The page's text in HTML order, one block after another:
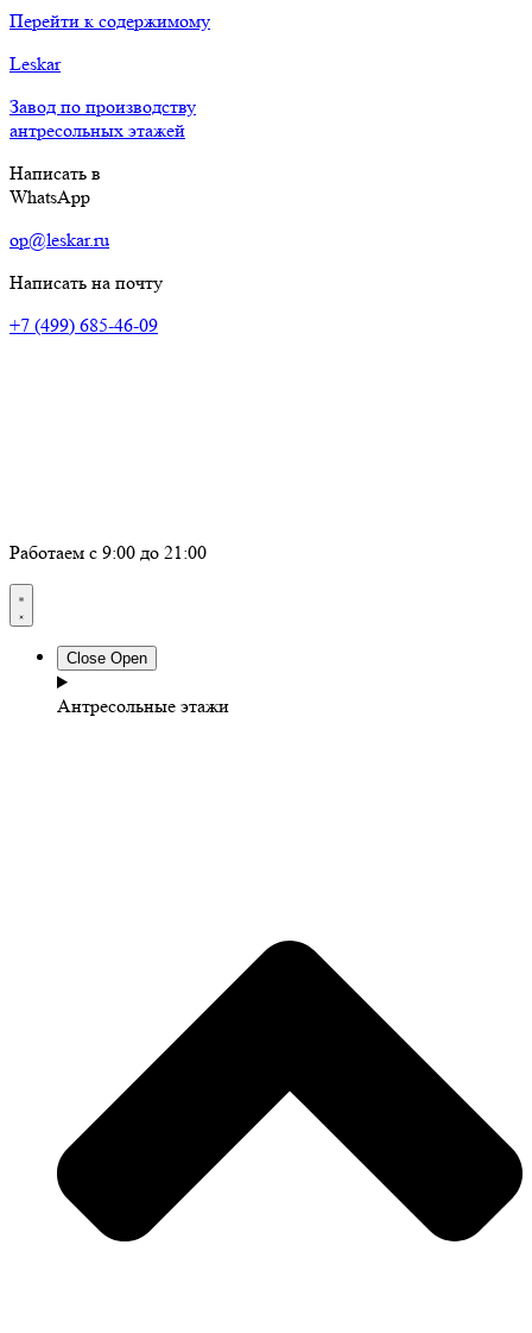
Перейти к содержимому
Leskar
Завод по производству
антресольных этажей
Написать в
WhatsApp
op@leskar.ru
Написать на почту
+7 (499) 685-46-09
Работаем с 9:00 до 21:00
Close Open
Антресольные этажи